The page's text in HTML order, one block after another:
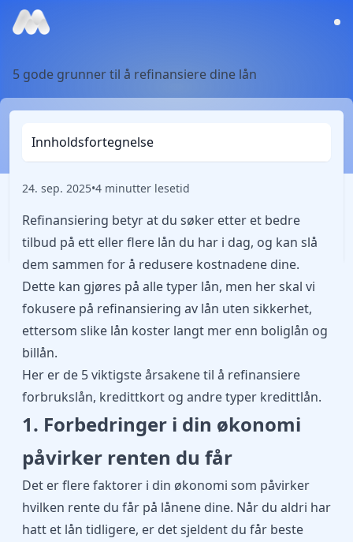
5 gode grunner til å refinansiere dine lån
Innholdsfortegnelse
24. sep. 2025•4 minutter lesetid
Refinansiering betyr at du søker etter et bedre
tilbud på ett eller flere lån du har i dag, og kan slå
dem sammen for å redusere kostnadene dine.
Dette kan gjøres på alle typer lån, men her skal vi
fokusere på refinansiering av lån uten sikkerhet,
ettersom slike lån koster langt mer enn boliglån og
billån.
Her er de 5 viktigste årsakene til å refinansiere
forbrukslån, kredittkort og andre typer kredittlån.
1. Forbedringer i din økonomi
påvirker renten du får
Det er flere faktorer i din økonomi som påvirker
hvilken rente du får på lånene dine. Når du aldri har
hatt et lån tidligere, er det sjeldent du får beste